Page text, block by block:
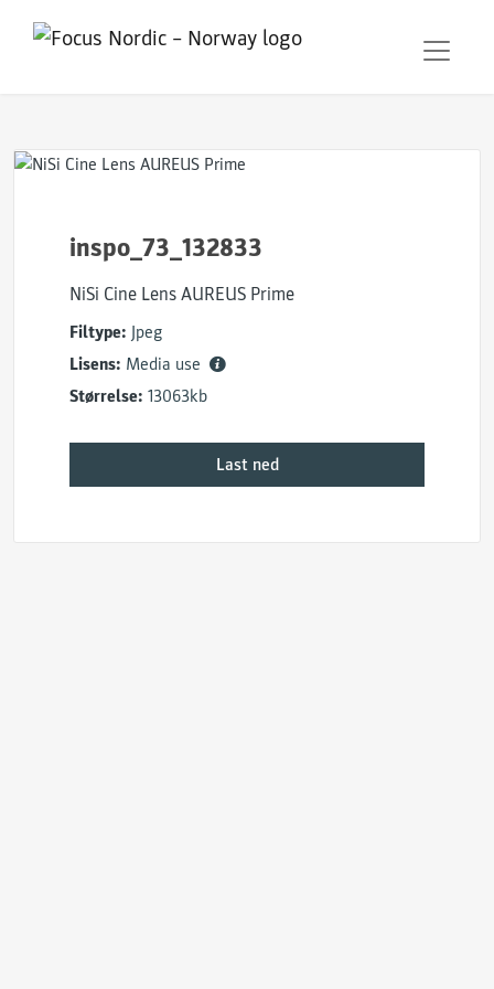
inspo_73_132833
NiSi Cine Lens AUREUS Prime
Filtype: Jpeg
Lisens: Media use
Størrelse: 13063kb
Last ned